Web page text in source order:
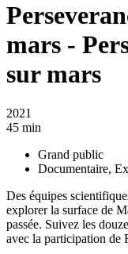
mars -
sur mars
2021
45 min
Grand public
Documentaire,
Des équipes
explorer la surface de
passée. Suivez les
avec la participation de